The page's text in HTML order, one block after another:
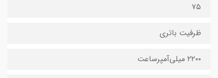
۷۵
ظرفیت باتری
۲۲۰۰ میلی‌آمپرساعت